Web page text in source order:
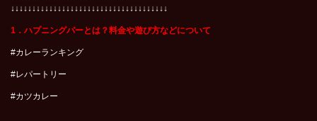
↓↓↓↓↓↓↓↓↓↓↓↓↓↓↓↓↓↓↓↓↓↓↓↓↓↓↓↓↓↓↓↓↓↓↓↓↓
1．ハプニングバーとは？料金や遊び方などについて
#カレーランキング
#レパートリー
#カツカレー